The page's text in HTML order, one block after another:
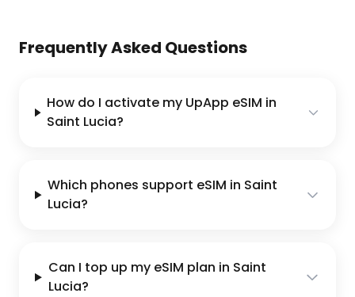
Frequently Asked Questions
How do I activate my UpApp eSIM in
Saint Lucia?
Which phones support eSIM in Saint
Lucia?
Can I top up my eSIM plan in Saint
Lucia?